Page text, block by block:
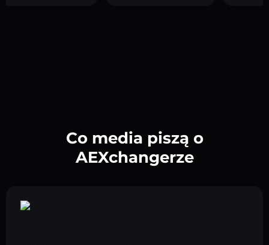
Co media piszą o
AEXchangerze